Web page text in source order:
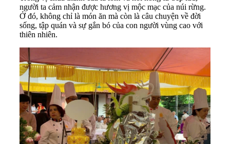
người ta cảm nhận được hương vị mộc mạc của núi rừng.
Ở đó, không chỉ là món ăn mà còn là câu chuyện về đời
sống, tập quán và sự gắn bó của con người vùng cao với
thiên nhiên.